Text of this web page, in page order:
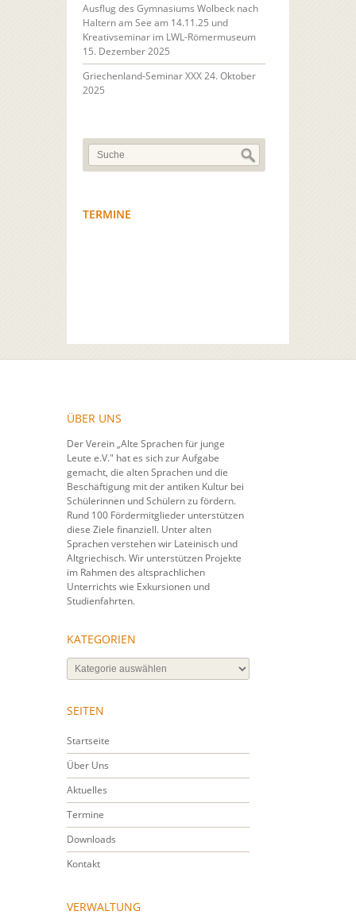
Ausflug des Gymnasiums Wolbeck nach
Haltern am See am 14.11.25 und
Kreativseminar im LWL-Römermuseum
15. Dezember 2025
Griechenland-Seminar XXX24. Oktober
2025
TERMINE
ÜBER UNS
Der Verein „Alte Sprachen für junge
Leute e.V." hat es sich zur Aufgabe
gemacht, die alten Sprachen und die
Beschäftigung mit der antiken Kultur bei
Schülerinnen und Schülern zu fördern.
Rund 100 Fördermitglieder unterstützen
diese Ziele finanziell. Unter alten
Sprachen verstehen wir Lateinisch und
Altgriechisch. Wir unterstützen Projekte
im Rahmen des altsprachlichen
Unterrichts wie Exkursionen und
Studienfahrten.
KATEGORIEN
Kategorien
SEITEN
Startseite
Über Uns
Aktuelles
Termine
Downloads
Kontakt
VERWALTUNG